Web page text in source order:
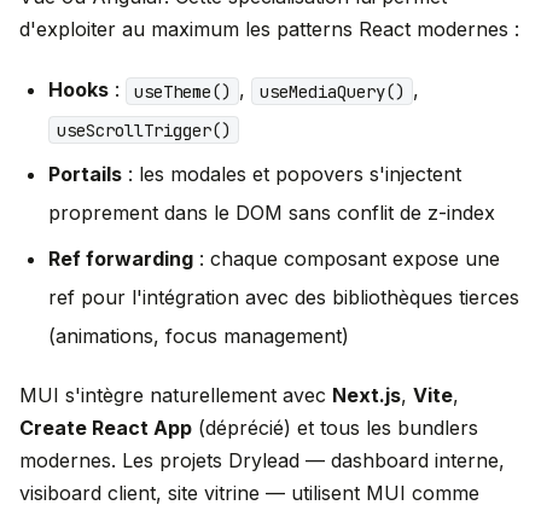
d'exploiter au maximum les patterns React modernes :
Hooks : useTheme() , useMediaQuery() ,
useScrollTrigger()
Portails : les modales et popovers s'injectent
proprement dans le DOM sans conflit de z-index
Ref forwarding : chaque composant expose une
ref pour l'intégration avec des bibliothèques tierces
(animations, focus management)
MUI s'intègre naturellement avec Next.js, Vite,
Create React App (déprécié) et tous les bundlers
modernes. Les projets Drylead — dashboard interne,
visiboard client, site vitrine — utilisent MUI comme